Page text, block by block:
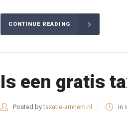
CONTINUE READING
Is een gratis
Posted bytaxatie-arnhem.nl in